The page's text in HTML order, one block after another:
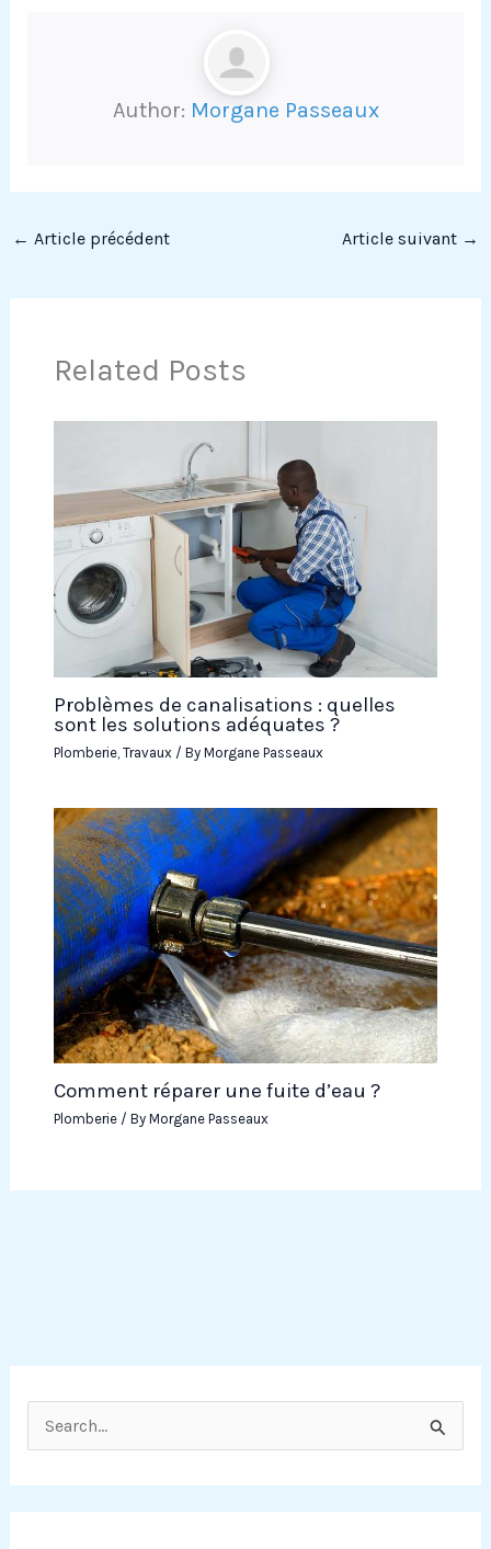
e
c
Author: Morgane Passeaux
← Article précédent Article suivant →
Related Posts
Problèmes de canalisations : quelles
sont les solutions adéquates ?
Plomberie, Travaux/ By Morgane Passeaux
Comment réparer une fuite d’eau ?
Plomberie/ By Morgane Passeaux